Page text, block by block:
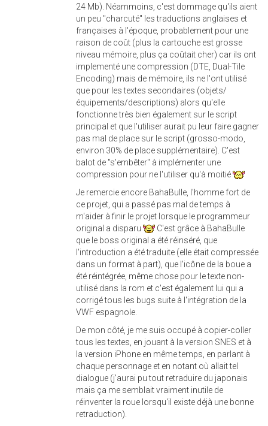
24 Mb). Néammoins, c'est dommage qu'ils aient
un peu "charcuté" les traductions anglaises et
françaises à l'époque, probablement pour une
raison de coût (plus la cartouche est grosse
niveau mémoire, plus ça coûtait cher) car ils ont
implementé une compression (DTE, Dual-Tile
Encoding) mais de mémoire, ils ne l'ont utilisé
que pour les textes secondaires (objets/
équipements/descriptions) alors qu'elle
fonctionne très bien également sur le script
principal et que l'utiliser aurait pu leur faire gagner
pas mal de place sur le script (grosso-modo,
environ 30% de place supplémentaire). C'est
balot de "s'embêter" à implémenter une
compression pour ne l'utiliser qu'à moitié
Je remercie encore BahaBulle, l'homme fort de
ce projet, qui a passé pas mal de temps à
m'aider à finir le projet lorsque le programmeur
original a disparu
C'est grâce à BahaBulle
que le boss original a été réinséré, que
l'introduction a été traduite (elle était compressée
dans un format à part), que l'icône de la boue a
été réintégrée, même chose pour le texte non-
utilisé dans la rom et c'est également lui qui a
corrigé tous les bugs suite à l'intégration de la
VWF espagnole.
De mon côté, je me suis occupé à copier-coller
tous les textes, en jouant à la version SNES et à
la version iPhone en même temps, en parlant à
chaque personnage et en notant où allait tel
dialogue (j'aurai pu tout retraduire du japonais
mais ça me semblait vraiment inutile de
réinventer la roue lorsqu'il existe déjà une bonne
retraduction).